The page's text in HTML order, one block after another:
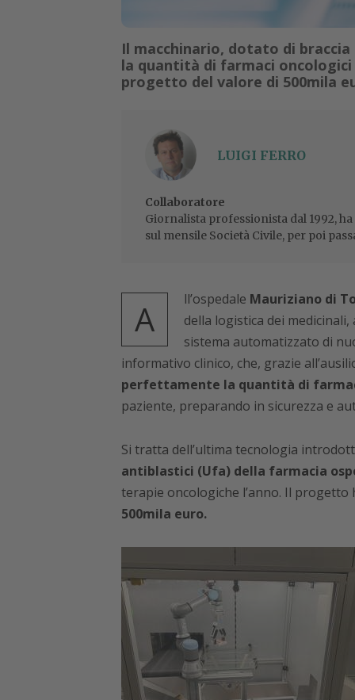
Il macchinario, dotato di
la quantità di farmaci
progetto del valore di 500mila
LUIGI FERRO
Collaboratore
Giornalista professionista dal 1992,
sul mensile Società Civile, per poi
A ll’ospedale Mauriziano di
della logistica dei
sistema automatizzato di
informativo clinico, che, grazie
perfettamente la quantità di
paziente, preparando in sicurezza e
Si tratta dell’ultima tecnologia
antiblastici (Ufa) della farmacia
terapie oncologiche l’anno. Il
500mila euro.